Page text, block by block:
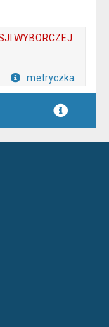
WYBORCZEJ
metryczka